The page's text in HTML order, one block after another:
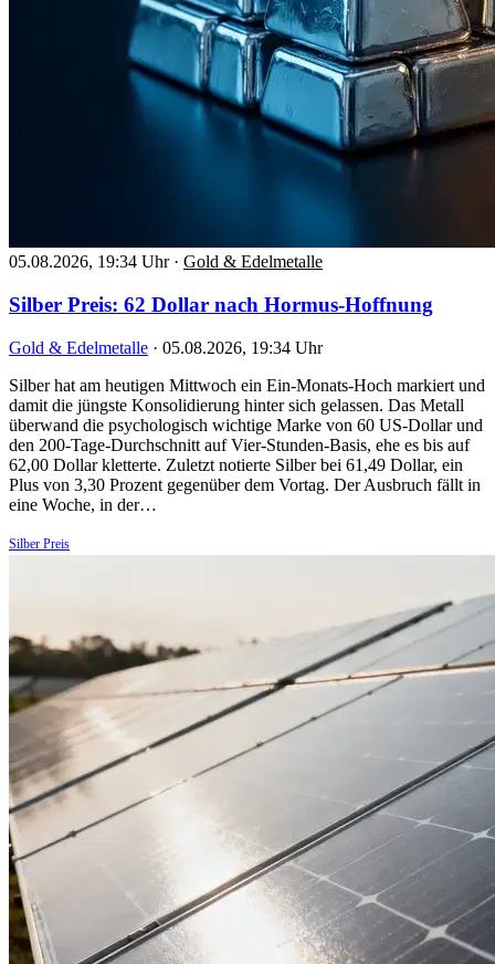
05.08.2026, 19:34 Uhr · Gold & Edelmetalle
Silber Preis: 62 Dollar nach Hormus-Hoffnung
Gold & Edelmetalle · 05.08.2026, 19:34 Uhr
Silber hat am heutigen Mittwoch ein Ein-Monats-Hoch markiert und
damit die jüngste Konsolidierung hinter sich gelassen. Das Metall
überwand die psychologisch wichtige Marke von 60 US-Dollar und
den 200-Tage-Durchschnitt auf Vier-Stunden-Basis, ehe es bis auf
62,00 Dollar kletterte. Zuletzt notierte Silber bei 61,49 Dollar, ein
Plus von 3,30 Prozent gegenüber dem Vortag. Der Ausbruch fällt in
eine Woche, in der…
Silber Preis